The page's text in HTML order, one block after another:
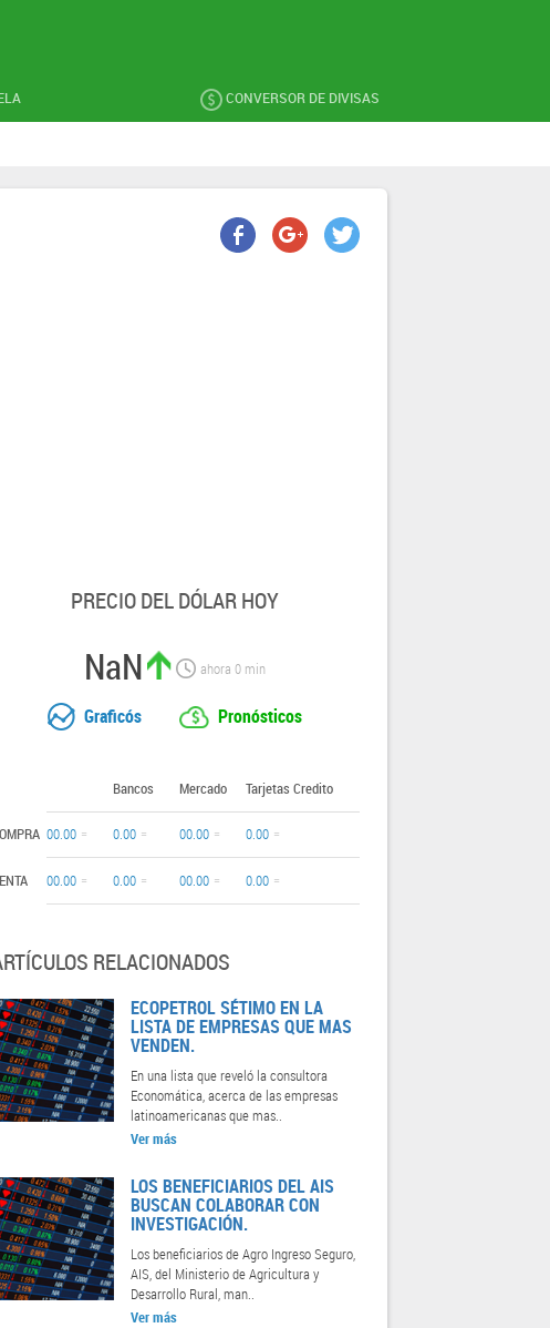
CONVERSOR DE DIVISAS
PRECIO DEL DÓLAR HOY
NaN ahora0 min
Graficós Pronósticos
Bancos Mercado Tarjetas Credito
00.00 0.00 00.00 0.00
00.00 0.00 00.00 0.00
RELACIONADOS
ECOPETROL SÉTIMO EN LA
LISTA DE EMPRESAS QUE MAS
VENDEN.
En una lista que reveló la consultora
Economática, acerca de las empresas
latinoamericanas que mas..
Ver más
LOS BENEFICIARIOS DEL AIS
BUSCAN COLABORAR CON
INVESTIGACIÓN.
Los beneficiarios de Agro Ingreso Seguro,
AIS, del Ministerio de Agricultura y
Desarrollo Rural, man..
Ver más